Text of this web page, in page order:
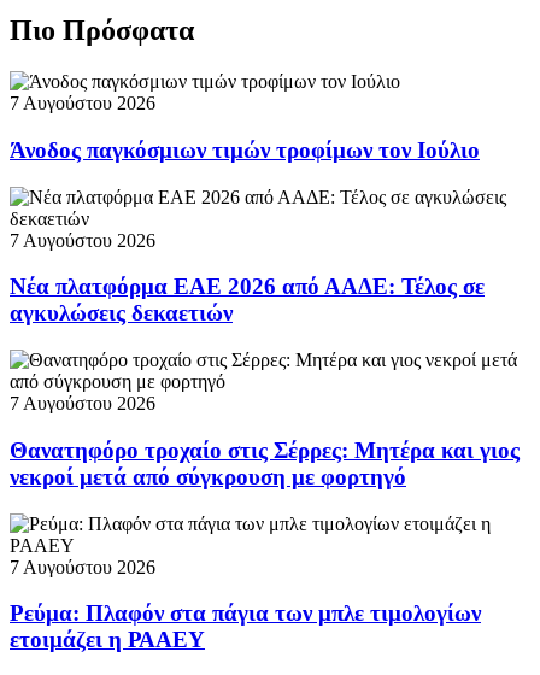
Πιο Πρόσφατα
7 Αυγούστου 2026
Άνοδος παγκόσμιων τιμών τροφίμων τον Ιούλιο
7 Αυγούστου 2026
Νέα πλατφόρμα ΕΑΕ 2026 από ΑΑΔΕ: Τέλος σε
αγκυλώσεις δεκαετιών
7 Αυγούστου 2026
Θανατηφόρο τροχαίο στις Σέρρες: Μητέρα και γιος
νεκροί μετά από σύγκρουση με φορτηγό
7 Αυγούστου 2026
Ρεύμα: Πλαφόν στα πάγια των μπλε τιμολογίων
ετοιμάζει η ΡΑΑΕΥ